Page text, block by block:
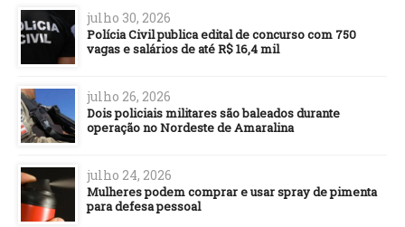
julho 30, 2026
Polícia Civil publica edital de concurso com 750
vagas e salários de até R$ 16,4 mil
julho 26, 2026
Dois policiais militares são baleados durante
operação no Nordeste de Amaralina
julho 24, 2026
Mulheres podem comprar e usar spray de pimenta
para defesa pessoal